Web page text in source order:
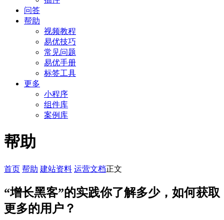
问答
帮助
视频教程
易优技巧
常见问题
易优手册
标签工具
更多
小程序
组件库
案例库
帮助
首页 帮助 建站资料 运营文档正文
“增长黑客”的实践你了解多少，如何获取
更多的用户？